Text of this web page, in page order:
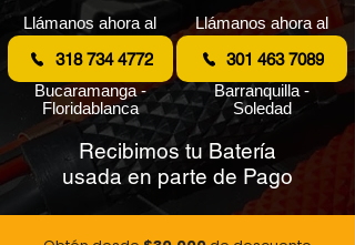
Llámanos ahora al
318 734 4772
Bucaramanga -
Floridablanca
Llámanos ahora al
301 463 7089
Barranquilla -
Soledad
Recibimos tu Batería
usada en parte de Pago